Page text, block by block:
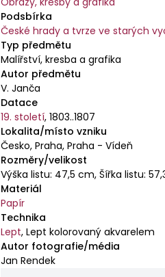
Podsbírka
České hrady a tvrze ve starých
Typ předmětu
Malířství, kresba a grafika
Autor předmětu
V. Janča
Datace
19. století,1803..1807
Lokalita/místo vzniku
Česko, Praha, Praha - Vídeň
Rozměry/velikost
Výška listu: 47,5 cm, Šířka listu:
Materiál
Papír
Technika
Lept,Lept kolorovaný akvarelem
Autor fotografie/média
Jan Rendek